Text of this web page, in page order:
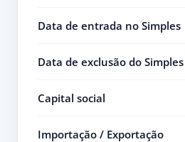
Data de entrada no Simples
Data de exclusão do Simples
Capital social
Importação / Exportação